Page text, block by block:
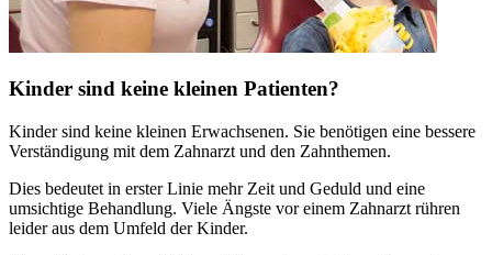
Kinder sind keine kleinen Patienten?
Kinder sind keine kleinen Erwachsenen. Sie benötigen eine bessere
Verständigung mit dem Zahnarzt und den Zahnthemen.
Dies bedeutet in erster Linie mehr Zeit und Geduld und eine
umsichtige Behandlung. Viele Ängste vor einem Zahnarzt rühren
leider aus dem Umfeld der Kinder.